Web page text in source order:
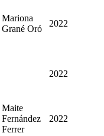
Mariona
Grané Oró
2022
2022
Maite
Fernández
Ferrer
2022